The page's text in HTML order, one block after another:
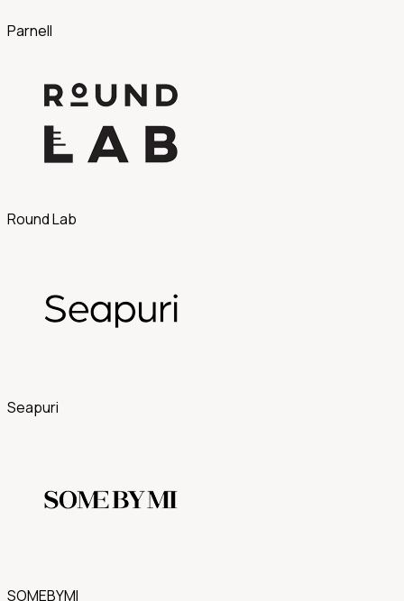
Parnell
Round Lab
Seapuri
SOMEBYMI